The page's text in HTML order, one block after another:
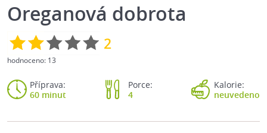
Oreganová dobrota
2
hodnoceno: 13
Příprava:
60 minut
Porce:
4
Kalorie:
neuvedeno